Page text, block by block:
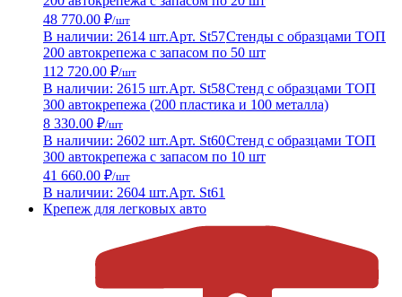
48 770.00 ₽/шт
В наличии: 2614 шт.Арт. St57Стенды с образцами ТОП
200 автокрепежа с запасом по 50 шт
112 720.00 ₽/шт
В наличии: 2615 шт.Арт. St58Стенд с образцами ТОП
300 автокрепежа (200 пластика и 100 металла)
8 330.00 ₽/шт
В наличии: 2602 шт.Арт. St60Стенд с образцами ТОП
300 автокрепежа с запасом по 10 шт
41 660.00 ₽/шт
В наличии: 2604 шт.Арт. St61
Крепеж для легковых авто